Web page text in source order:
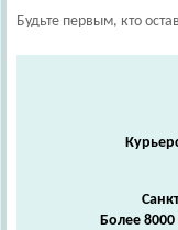
Будьте первым, кто
Более